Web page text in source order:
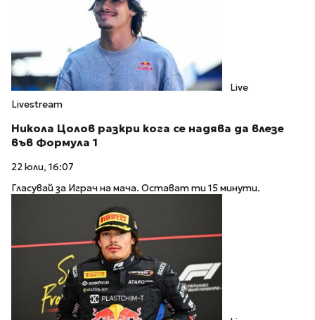
Live
Livestream
Никола Цолов разкри кога се надява да влезе
във Формула 1
22 юли, 16:07
Гласувай за Играч на мача. Остават ти 15 минути.